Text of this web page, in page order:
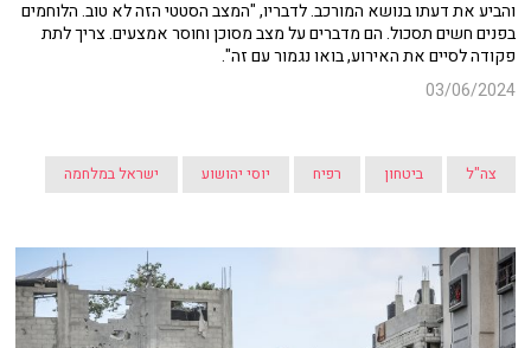
והביע את דעתו בנושא המורכב. לדבריו, "המצב הסטטי הזה לא טוב. הלוחמים
בפנים חשים תסכול. הם מדברים על מצב מסוכן וחוסר אמצעים. צריך לתת
פקודה לסיים את האירוע, בואו נגמור עם זה".
03/06/2024
צה"ל ביטחון רפיח יוסי יהושוע ישראל במלחמה